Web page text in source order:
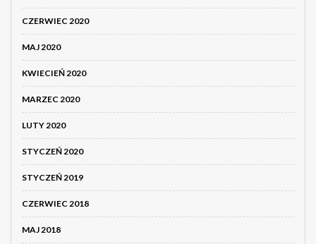
CZERWIEC 2020
MAJ 2020
KWIECIEŃ 2020
MARZEC 2020
LUTY 2020
STYCZEŃ 2020
STYCZEŃ 2019
CZERWIEC 2018
MAJ 2018